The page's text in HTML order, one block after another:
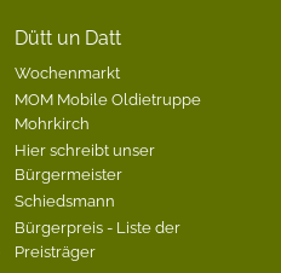
Dütt un Datt
Wochenmarkt
MOM Mobile Oldietruppe
Mohrkirch
Hier schreibt unser
Bürgermeister
Schiedsmann
Bürgerpreis - Liste der
Preisträger